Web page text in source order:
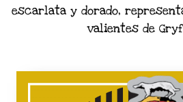
escarlata y dorado,
valientes de